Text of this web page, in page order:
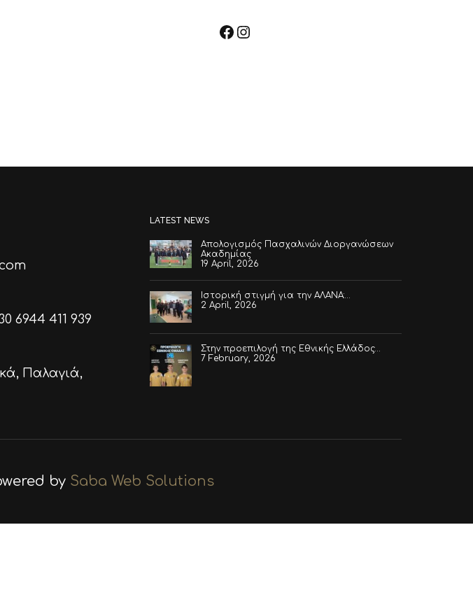
Facebook
Instagram
6944 411 939
Παλαγιά,
LATEST NEWS
Απολογισμός Πασχαλινών Διοργανώσεων
Ακαδημίας
19 April, 2026
Ιστορική στιγμή για την ΑΛΑΝΑ:…
2 April, 2026
Στην προεπιλογή της Εθνικής Ελλάδος…
7 February, 2026
by Saba Web Solutions